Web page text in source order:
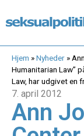
Hjem »Nyheder »
Humanitarian Law”
Law, har udgivet en
7. april 2012
Ann